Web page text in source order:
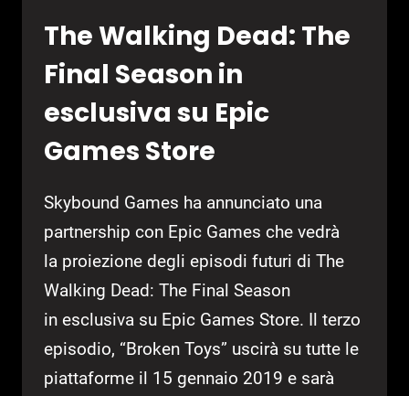
The Walking Dead: The
Final Season in
esclusiva su Epic
Games Store
Skybound Games ha annunciato una
partnership con Epic Games che vedrà
la proiezione degli episodi futuri di The
Walking Dead: The Final Season
in esclusiva su Epic Games Store. Il terzo
episodio, “Broken Toys” uscirà su tutte le
piattaforme il 15 gennaio 2019 e sarà